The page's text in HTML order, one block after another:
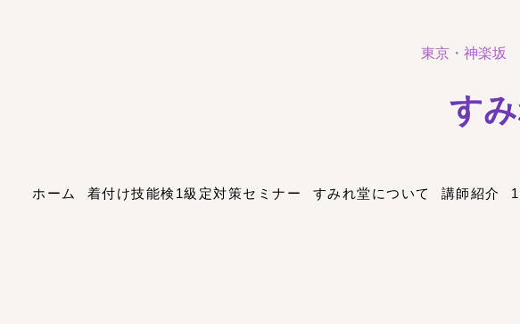
東京・神楽坂
す
ホーム 着付け技能検1級定対策セミナー すみれ堂について 講師紹介